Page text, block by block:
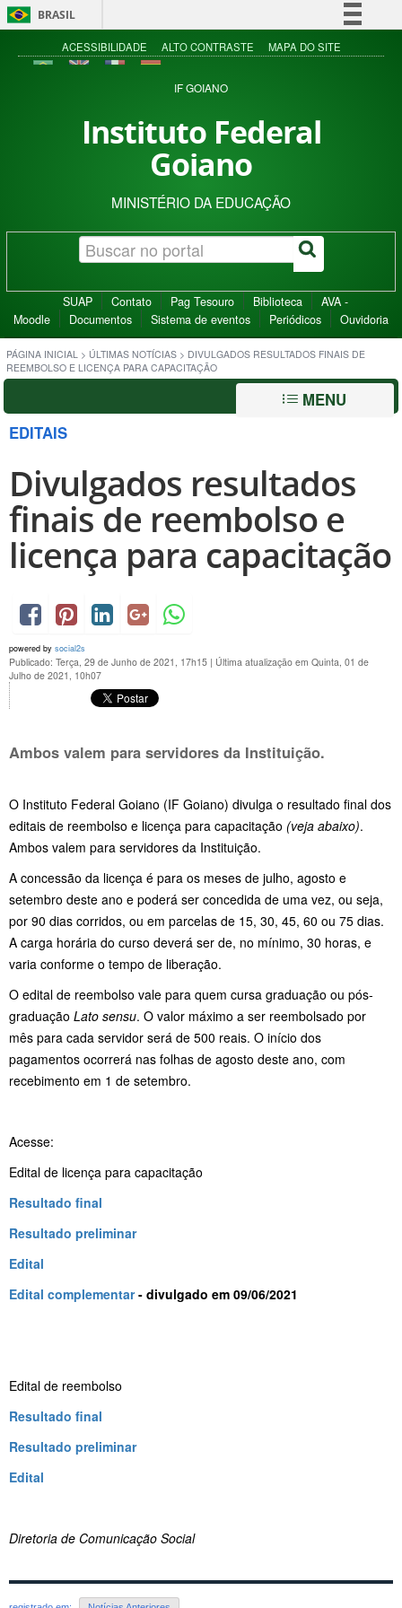
BRASIL
Simplifique!
Acesso à informação
ACESSIBILIDADE ALTO CONTRASTE MAPA DO SITE
IF GOIANO
Instituto Federal
Goiano
MINISTÉRIO DA EDUCAÇÃO
SUAP Contato Pag Tesouro Biblioteca
AVA -
Moodle
Documentos Sistema de eventos Periódicos Ouvidoria
PÁGINA INICIAL > ÚLTIMAS NOTÍCIAS > DIVULGADOS RESULTADOS FINAIS DE
REEMBOLSO E LICENÇA PARA CAPACITAÇÃO
MENU
EDITAIS
Divulgados resultados
finais de reembolso e
licença para capacitação
powered by social2s
Publicado: Terça, 29 de Junho de 2021, 17h15 | Última atualização em Quinta, 01 de
Julho de 2021, 10h07
Ambos valem para servidores da Instituição.
O Instituto Federal Goiano (IF Goiano) divulga o resultado final dos
editais de reembolso e licença para capacitação (veja abaixo).
Ambos valem para servidores da Instituição.
A concessão da licença é para os meses de julho, agosto e
setembro deste ano e poderá ser concedida de uma vez, ou seja,
por 90 dias corridos, ou em parcelas de 15, 30, 45, 60 ou 75 dias.
A carga horária do curso deverá ser de, no mínimo, 30 horas, e
varia conforme o tempo de liberação.
O edital de reembolso vale para quem cursa graduação ou pós-
graduação Lato sensu. O valor máximo a ser reembolsado por
mês para cada servidor será de 500 reais. O início dos
pagamentos ocorrerá nas folhas de agosto deste ano, com
recebimento em 1 de setembro.
Acesse:
Edital de licença para capacitação
Resultado final
Resultado preliminar
Edital
Edital complementar- divulgado em 09/06/2021
Edital de reembolso
Resultado final
Resultado preliminar
Edital
Diretoria de Comunicação Social